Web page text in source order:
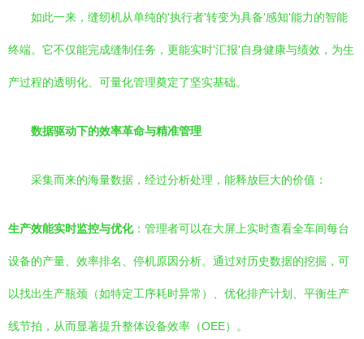
如此一来，缝纫机从单纯的'执行者'转变为具备'感知'能力的智能
终端。它不仅能完成缝制任务，更能实时'汇报'自身健康与绩效，为生
产过程的透明化、可量化管理奠定了坚实基础。
数据驱动下的效率革命与精准管理
采集而来的海量数据，经过分析处理，能释放巨大的价值：
生产效能实时监控与优化：管理者可以在大屏上实时查看全车间每台
设备的产量、效率排名、停机原因分析。通过对历史数据的挖掘，可
以找出生产瓶颈（如特定工序耗时异常）、优化排产计划、平衡生产
线节拍，从而显著提升整体设备效率（OEE）。